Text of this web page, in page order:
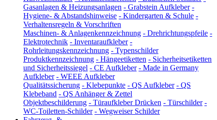
Gasanlagen & Heizungsanlagen - Grabstein Aufkleber -
Hygiene- & Abstandshinweise - Kindergarten & Schule -
Verhaltensregeln & Vorschriften
Maschinen- & Anlagenkennzeichnung - Drehrichtungspfeile -
Elektrotechnik - Inventaraufkleber -
Rohrleitungskennzeichnung - Typenschilder
Produktkennzeichnung - Hängeetiketten - Sicherheitsetiketten
und Sicherheitssiegel - CE Aufkleber - Made in Germany
Aufkleber - WEEE Aufkleber
Qualitätssicherung - Klebepunkte - QS Aufkleber - QS
Klebeband - QS Anhänger & Zettel
Objektbeschilderung - Türaufkleber Drücken - Türschilder -
WC-Toiletten-Schilder - Wegweiser Schilder